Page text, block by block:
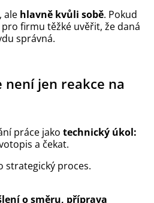
ale hlavně kvůli sobě. Pokud
firmu těžké uvěřit, že daná
správná.
není jen reakce na
práce jako technický úkol:
a čekat.
strategický proces.
o směru, příprava